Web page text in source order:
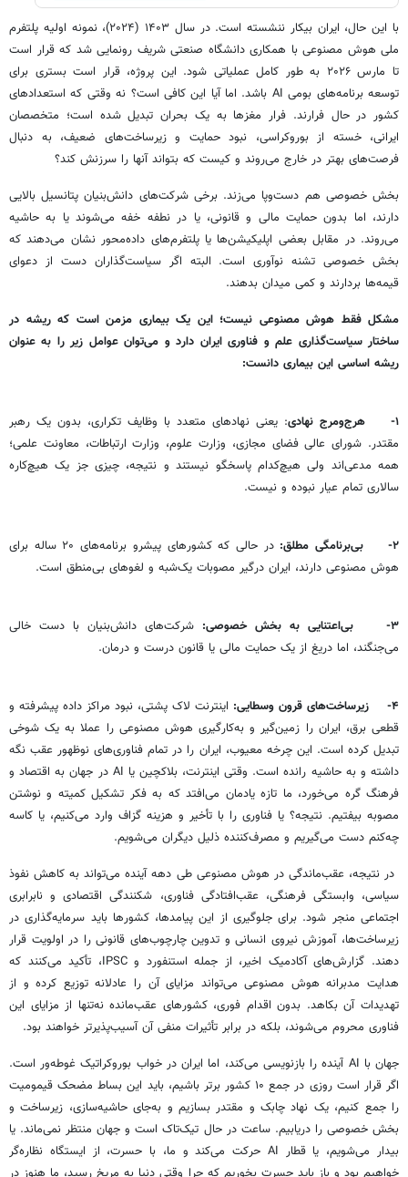
با این حال، ایران بیکار ننشسته است. در سال ۱۴۰۳ (۲۰۲۴)، نمونه اولیه پلتفرم
ملی هوش مصنوعی با همکاری دانشگاه صنعتی شریف رونمایی شد که قرار است
تا مارس ۲۰۲۶ به طور کامل عملیاتی شود. این پروژه، قرار است بستری برای
توسعه برنامه‌های بومی AI باشد. اما آیا این کافی است؟ نه وقتی که استعدادهای
کشور در حال فرارند. فرار مغزها به یک بحران تبدیل شده است؛ متخصصان
ایرانی، خسته از بوروکراسی، نبود حمایت و زیرساخت‌های ضعیف، به دنبال
فرصت‌های بهتر در خارج می‌روند و کیست که بتواند آنها را سرزنش کند؟
بخش خصوصی هم دست‌وپا می‌زند. برخی شرکت‌های دانش‌بنیان پتانسیل بالایی
دارند، اما بدون حمایت مالی و قانونی، یا در نطفه خفه می‌شوند یا به حاشیه
می‌روند. در مقابل بعضی اپلیکیشن‌ها یا پلتفرم‌های داده‌محور نشان می‌دهند که
بخش خصوصی تشنه نوآوری است. البته اگر سیاست‌گذاران دست از دعوای
قیمه‌ها بردارند و کمی میدان بدهند.
مشکل فقط هوش مصنوعی نیست؛ این یک بیماری مزمن است که ریشه در
ساختار سیاست‌گذاری علم و فناوری ایران دارد و می‌توان عوامل زیر را به عنوان
ریشه اساسی این بیماری دانست:
۱-هرج‌ومرج نهادی: یعنی نهادهای متعدد با وظایف تکراری، بدون یک رهبر
مقتدر. شورای عالی فضای مجازی، وزارت علوم، وزارت ارتباطات، معاونت علمی؛
همه مدعی‌اند ولی هیچ‌کدام پاسخگو نیستند و نتیجه، چیزی جز یک هیچ‌کاره
سالاری تمام عیار نبوده و نیست.
۲- بی‌برنامگی مطلق:
در حالی که کشورهای پیشرو برنامه‌های ۲۰ ساله برای
هوش مصنوعی دارند، ایران درگیر مصوبات یک‌شبه و لغوهای بی‌منطق است.
۳- بی‌اعتنایی به بخش خصوصی: شرکت‌های دانش‌بنیان با دست خالی
می‌جنگند، اما دریغ از یک حمایت مالی یا قانون درست و درمان.
۴- زیرساخت‌های قرون وسطایی: اینترنت لاک پشتی، نبود مراکز داده پیشرفته و
قطعی برق، ایران را زمین‌گیر و به‌کارگیری هوش مصنوعی را عملا به یک شوخی
تبدیل کرده است. این چرخه معیوب، ایران را در تمام فناوری‌های نوظهور عقب نگه
داشته و به حاشیه رانده است. وقتی اینترنت، بلاکچین یا AI در جهان به اقتصاد و
فرهنگ گره می‌خورد، ما تازه یادمان می‌افتد که به فکر تشکیل کمیته و نوشتن
مصوبه بیفتیم. نتیجه؟ یا فناوری را با تأخیر و هزینه گزاف وارد می‌کنیم، یا کاسه
چه‌کنم دست می‌گیریم و مصرف‌کننده ذلیل دیگران می‌شویم.
در نتیجه، عقب‌ماندگی در هوش مصنوعی طی دهه آینده می‌تواند به کاهش نفوذ
سیاسی، وابستگی فرهنگی، عقب‌افتادگی فناوری، شکنندگی اقتصادی و نابرابری
اجتماعی منجر شود. برای جلوگیری از این پیامدها، کشورها باید سرمایه‌گذاری در
زیرساخت‌ها، آموزش نیروی انسانی و تدوین چارچوب‌های قانونی را در اولویت قرار
دهند. گزارش‌های آکادمیک اخیر، از جمله استنفورد وIPSC
، تأکید می‌کنند که
هدایت مدبرانه هوش مصنوعی می‌تواند مزایای آن را عادلانه توزیع کرده و از
تهدیدات آن بکاهد. بدون اقدام فوری، کشورهای عقب‌مانده نه‌تنها از مزایای این
فناوری محروم می‌شوند، بلکه در برابر تأثیرات منفی آن آسیب‌پذیرتر خواهند بود.
جهان با
آینده را بازنویسی می‌کند، اما ایران در خواب بوروکراتیک غوطه‌ور است.
اگر قرار است روزی در جمع ۱۰ کشور برتر باشیم، باید این بساط مضحک قیمومیت
را جمع کنیم، یک نهاد چابک و مقتدر بسازیم و به‌جای حاشیه‌سازی، زیرساخت و
بخش خصوصی را دریابیم. ساعت در حال تیک‌تاک است و جهان منتظر نمی‌ماند. یا
بیدار می‌شویم، یا قطار
حرکت می‌کند و ما، با حسرت، از ایستگاه نظاره‌گر
خواهیم بود و باز باید حسرت بخوریم که چرا وقتی دنیا به مریخ رسید، ما هنوز در